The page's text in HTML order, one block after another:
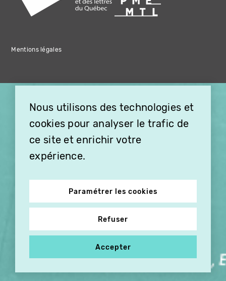
Mentions légales
Nous utilisons des technologies et
cookies pour analyser le trafic de
ce site et enrichir votre
expérience.
Paramétrer les cookies
Refuser
Accepter
OFFREZ LA VIDÉO EN
CADEAU, ABONNEZ VOS
PROCHES À VITHÈQUE !